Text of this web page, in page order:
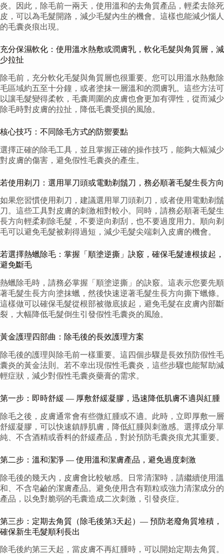
炎。因此，除毛前一兩天，使用溫和的去角質產品，輕柔去除死
皮，可以為毛髮開路，減少毛髮內生的機會。這樣也能減少惱人
的毛囊炎痕出現。
充分保濕軟化：使用溫水熱敷或潤膚乳，軟化毛髮與角質層，減
少拉扯
除毛前，充分軟化毛髮與角質層也很重要。您可以用溫水熱敷除
毛區域約五至十分鐘，或者塗抹一層溫和的潤膚乳。這些方法可
以讓毛髮變得柔軟，毛囊周圍的皮膚也會更加有彈性，從而減少
除毛時對皮膚的拉扯，降低毛囊受損的風險。
核心技巧：不同除毛方式的防禦要點
選擇正確的除毛工具，並且掌握正確的操作技巧，能夠大幅減少
對皮膚的傷害，避免假性毛囊炎的產生。
若使用剃刀：選用單刀頭或電動剃鬚刀，務必順著毛髮生長方向
如果您習慣使用剃刀，建議選用單刀頭剃刀，或者使用電動剃鬚
刀。這些工具對皮膚的刺激相對較小。同時，請務必順著毛髮生
長方向輕柔剃除毛髮，不要逆向剃刮，也不要過度用力。順向剃
毛可以避免毛髮被剃得過短，減少毛髮尖端刺入皮膚的機會。
若選擇熱蠟除毛：掌握「順塗逆撕」訣竅，確保毛髮連根拔起，
避免斷毛
熱蠟除毛時，請務必掌握「順塗逆撕」的訣竅。這表示您要先順
著毛髮生長方向塗抹蠟，然後快速逆著毛髮生長方向撕下蠟條。
這樣做可以確保毛髮從根部被徹底拔起，避免毛髮在皮膚內部斷
裂，大幅降低毛髮倒生引發假性毛囊炎的風險。
黃金護理四部曲：除毛後的長效護理方案
除毛後的護理與除毛前一樣重要。這四個步驟是長效預防假性毛
囊炎的黃金法則。若不幸出現假性毛囊炎，這些步驟也能幫助減
輕症狀，減少對假性毛囊炎藥膏的需求。
第一步：即時舒緩 — 厚敷舒緩凝膠，迅速降低肌膚不適與紅腫
除毛之後，皮膚通常會有些微紅腫或不適。此時，立即厚敷一層
舒緩凝膠，可以快速鎮靜肌膚，降低紅腫與刺激感。選擇成分單
純、不含酒精或香料的舒緩產品，對於預防毛囊炎痕尤其重要。
第二步：溫和潔淨 — 使用溫和潔膚產品，避免過度刺激
除毛後的幾天內，皮膚會比較敏感。日常清潔時，請繼續使用溫
和、不含皂鹼的潔膚產品。避免使用含有顆粒或強力清潔成分的
產品，以免對脆弱的毛囊造成二次刺激，引發炎症。
第三步：定期去角質（除毛後第3天起）— 預防老廢角質堆積，
確保新生毛髮順利長出
除毛後約第三天起，當皮膚不再紅腫時，可以開始定期去角質。